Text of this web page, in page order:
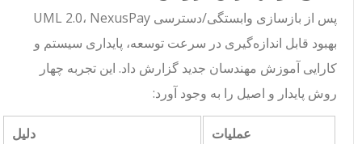
پس از بازسازی وابستگی/دسترسی UML 2.0، NexusPay
بهبود قابل اندازه‌گیری در سرعت توسعه، پایداری سیستم و
کارایی آموزش مهندسان جدید گزارش داد. این تجربه چهار
روش پایدار و اصیل را به وجود آورد:
عملیات دلیل